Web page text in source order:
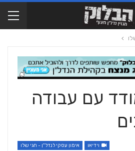
עם עבודה
וידיאו אימון עסקי לנדל"ן - חגי שלו